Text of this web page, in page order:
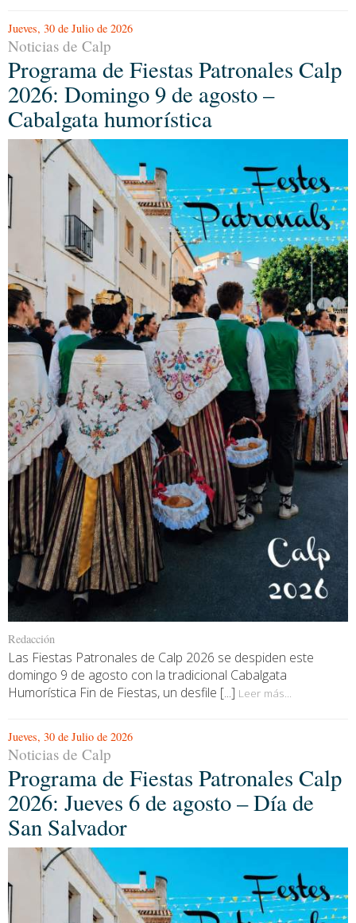
Jueves, 30 de Julio de 2026
Noticias de Calp
Programa de Fiestas Patronales Calp
2026: Domingo 9 de agosto –
Cabalgata humorística
Redacción
Las Fiestas Patronales de Calp 2026 se despiden este
domingo 9 de agosto con la tradicional Cabalgata
Humorística Fin de Fiestas, un desfile [...] Leer más...
Jueves, 30 de Julio de 2026
Noticias de Calp
Programa de Fiestas Patronales Calp
2026: Jueves 6 de agosto – Día de
San Salvador